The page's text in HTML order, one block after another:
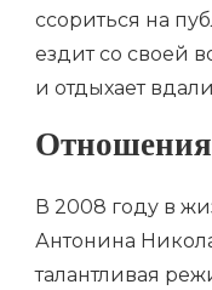
ссориться на
ездит со своей
и отдыхает
В 2008 году в
Антонина
талантливая